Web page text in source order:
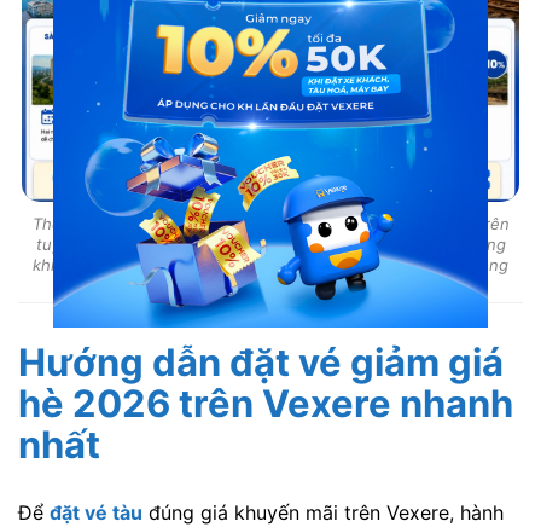
Theo tổng hợp của Vexere, tàu NA1/NA2 khoang 6 giường trên
tuyến Hà Nội – Vinh có mức giảm cao nhất lên đến 20%, trong
khi nhiều tuyến khác được giảm 10% vào các ngày cụ thể trong
tuần.
Hướng dẫn đặt vé giảm giá
hè 2026 trên Vexere nhanh
nhất
Để đặt vé tàu đúng giá khuyến mãi trên Vexere, hành